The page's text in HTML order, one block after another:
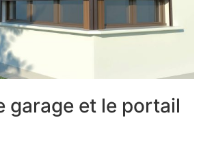
garage et le portail